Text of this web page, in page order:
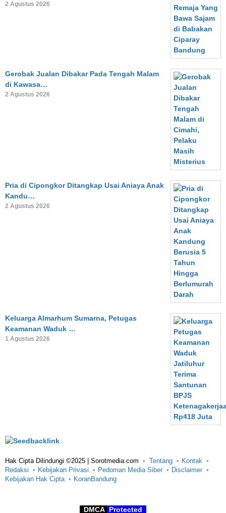
2 Agustus 2026
Gerobak Jualan Dibakar Pada Tengah Malam
di Kawasa…
2 Agustus 2026
Pria di Cipongkor Ditangkap Usai Aniaya Anak
Kandu…
2 Agustus 2026
Keluarga Almarhum Sumarna, Petugas
Keamanan Waduk …
1 Agustus 2026
Hak Cipta Dilindungi ©2025 | Sorotmedia.com Tentang
Kontak
Redaksi
Kebijakan Privasi Pedoman Media Siber
Disclaimer
Kebijakan Hak Cipta
KoranBandung
DMCA Protected